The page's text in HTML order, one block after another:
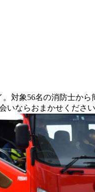
対象56名の消防士か
いならおまかせください